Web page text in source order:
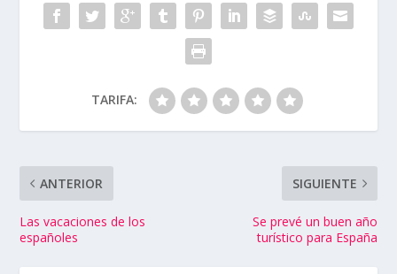
TARIFA:
ANTERIOR
Las vacaciones de los
españoles
SIGUIENTE
Se prevé un buen año
turístico para España